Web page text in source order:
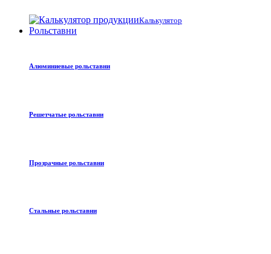
Калькулятор
Рольставни
Алюминиевые рольставни
Решетчатые рольставни
Прозрачные рольставни
Стальные рольставни